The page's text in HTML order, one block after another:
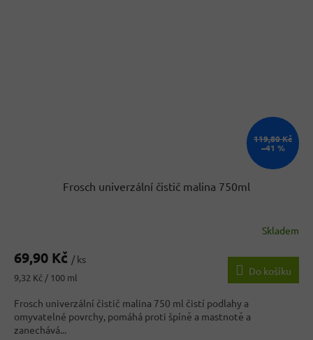
119,80 Kč
–41 %
Frosch univerzální čistič malina 750ml
Skladem
69,90 Kč / ks
Měrná
9,32 Kč / 100 ml
Do košíku
Frosch univerzální čistič malina 750 ml čistí podlahy a
omyvatelné povrchy, pomáhá proti špíně a mastnotě a
zanechává...